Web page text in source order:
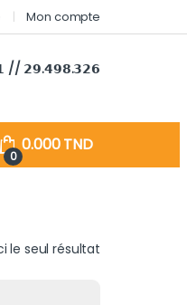
Mon compte
// 𝟮𝟵.𝟰𝟵𝟴.𝟯𝟮𝟲
0
0.000TND
le seul résultat